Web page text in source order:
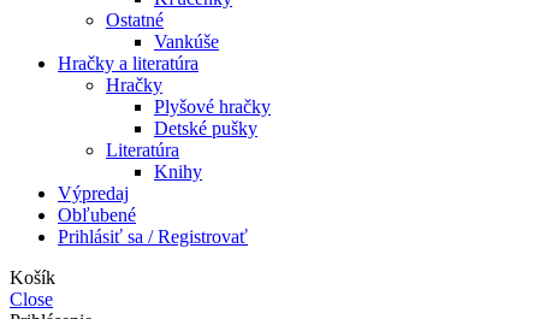
Ostatné
Vankúše
Hračky a literatúra
Hračky
Plyšové hračky
Detské pušky
Literatúra
Knihy
Výpredaj
Obľubené
Prihlásiť sa / Registrovať
Košík
Close